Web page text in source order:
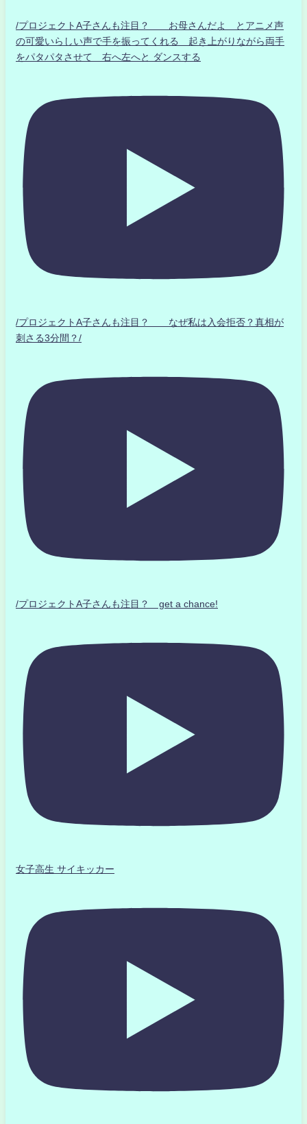
/プロジェクトA子さんも注目？ お母さんだよ とアニメ声
の可愛いらしい声で手を振ってくれる 起き上がりながら両手
をパタパタさせて 右へ左へと ダンスする
/プロジェクトA子さんも注目？ なぜ私は入会拒否？真相が
刺さる3分間？/
/プロジェクトA子さんも注目？ get a chance!
女子高生 サイキッカー